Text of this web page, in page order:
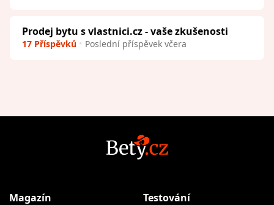
Prodej bytu s vlastnici.cz - vaše zkušenosti
17 Příspěvků Poslední příspěvek včera
Magazín Testování